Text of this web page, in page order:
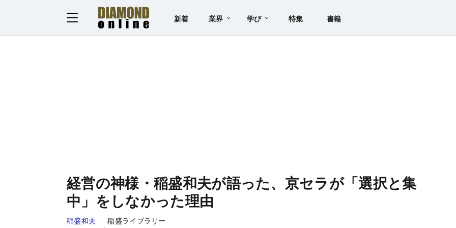
新着 業界 学び 特集 書籍
経営の神様・稲盛和夫が語った、京セラが「選択と集
中」をしなかった理由
稲盛和夫 稲盛ライブラリー